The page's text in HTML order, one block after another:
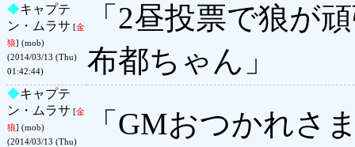
◆キャプテ
ン・ムラサ [金
狼] (mob)
(2014/03/13 (Thu)
01:42:44)
「2昼投票で狼が
布都ちゃん」
◆キャプテ
ン・ムラサ [金
狼] (mob)
(2014/03/13 (Thu)
「GMおつかれさ